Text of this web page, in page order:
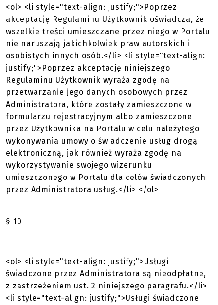
<ol> <li style="text-align: justify;">Poprzez
akceptację Regulaminu Użytkownik oświadcza, że
wszelkie treści umieszczane przez niego w Portalu
nie naruszają jakichkolwiek praw autorskich i
osobistych innych osób.</li> <li style="text-align:
justify;">Poprzez akceptację niniejszego
Regulaminu Użytkownik wyraża zgodę na
przetwarzanie jego danych osobowych przez
Administratora, które zostały zamieszczone w
formularzu rejestracyjnym albo zamieszczone
przez Użytkownika na Portalu w celu należytego
wykonywania umowy o świadczenie usług drogą
elektroniczną, jak również wyraża zgodę na
wykorzystywanie swojego wizerunku
umieszczonego w Portalu dla celów świadczonych
przez Administratora usług.</li> </ol>
§ 10
<ol> <li style="text-align: justify;">Usługi
świadczone przez Administratora są nieodpłatne,
z zastrzeżeniem ust. 2 niniejszego paragrafu.</li>
<li style="text-align: justify;">Usługi świadczone